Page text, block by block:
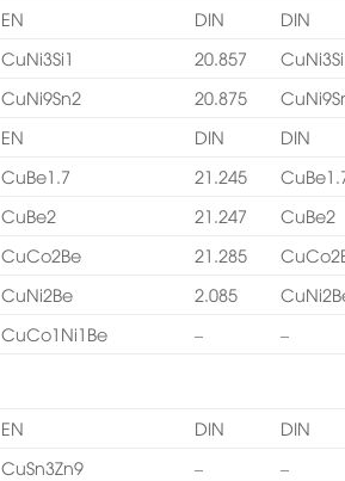
EN DIN
DIN
CuNi3Si1 20.857
CuNi3Si
CuNi9Sn2 20.875
EN DIN
DIN
CuBe1.7 21.245
CuBe2 21.247
CuBe2
CuCo2Be 21.285
CuNi2Be 2.085
CuCo1Ni1Be – –
EN DIN
DIN
CuSn3Zn9 –
–